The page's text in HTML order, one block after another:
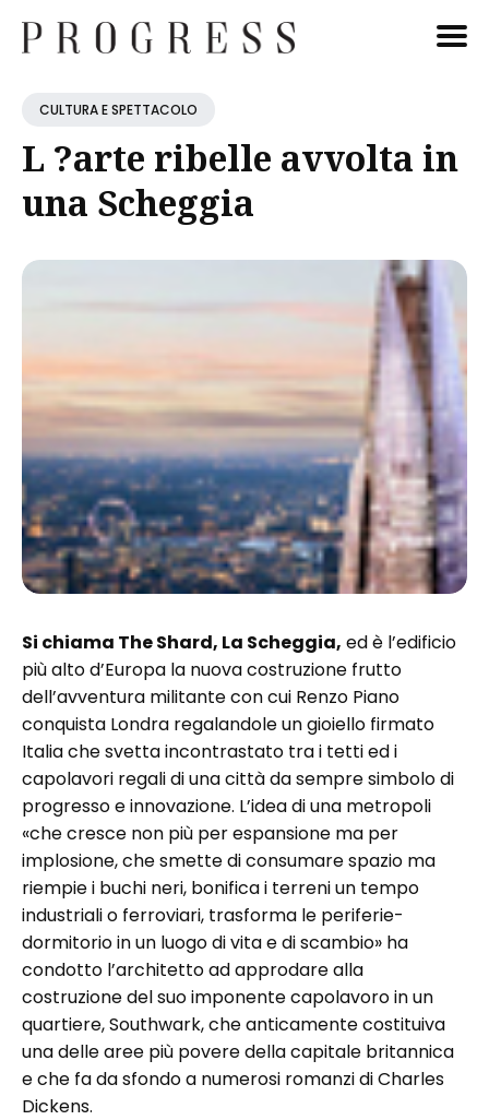
Cerca
CULTURA E SPETTACOLO
L ?arte ribelle avvolta in
una Scheggia
Si chiama The Shard, La Scheggia, ed è l’edificio
più alto d’Europa la nuova costruzione frutto
dell’avventura militante con cui Renzo Piano
conquista Londra regalandole un gioiello firmato
Italia che svetta incontrastato tra i tetti ed i
capolavori regali di una città da sempre simbolo di
progresso e innovazione. L’idea di una metropoli
«che cresce non più per espansione ma per
implosione, che smette di consumare spazio ma
riempie i buchi neri, bonifica i terreni un tempo
industriali o ferroviari, trasforma le periferie-
dormitorio in un luogo di vita e di scambio» ha
condotto l’architetto ad approdare alla
costruzione del suo imponente capolavoro in un
quartiere, Southwark, che anticamente costituiva
una delle aree più povere della capitale britannica
e che fa da sfondo a numerosi romanzi di Charles
Dickens.